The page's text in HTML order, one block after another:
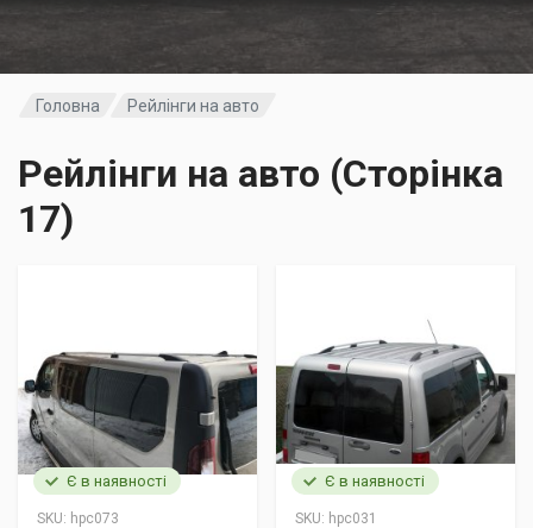
Головна Рейлінги на авто
Рейлінги на авто (Сторінка
17)
Є в наявності
SKU: hpc073
Є в наявності
SKU: hpc031